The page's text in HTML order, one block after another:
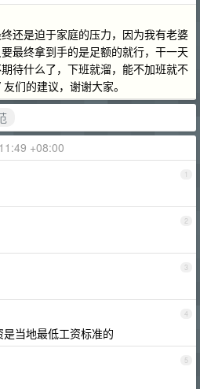
还是迫于家庭的压力，因为我有老婆
最终拿到手的是足额的就行，干一天
待什么了，下班就溜，能不加班就不
们的建议，谢谢大家。
+08:00
1
2
3
4
当地最低工资标准的
5